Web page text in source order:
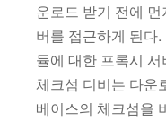
운로드 받기 전에
버를 접근하게 된다
듈에 대한 프록시
체크섬 디비는 다운
베이스의 체크섬을